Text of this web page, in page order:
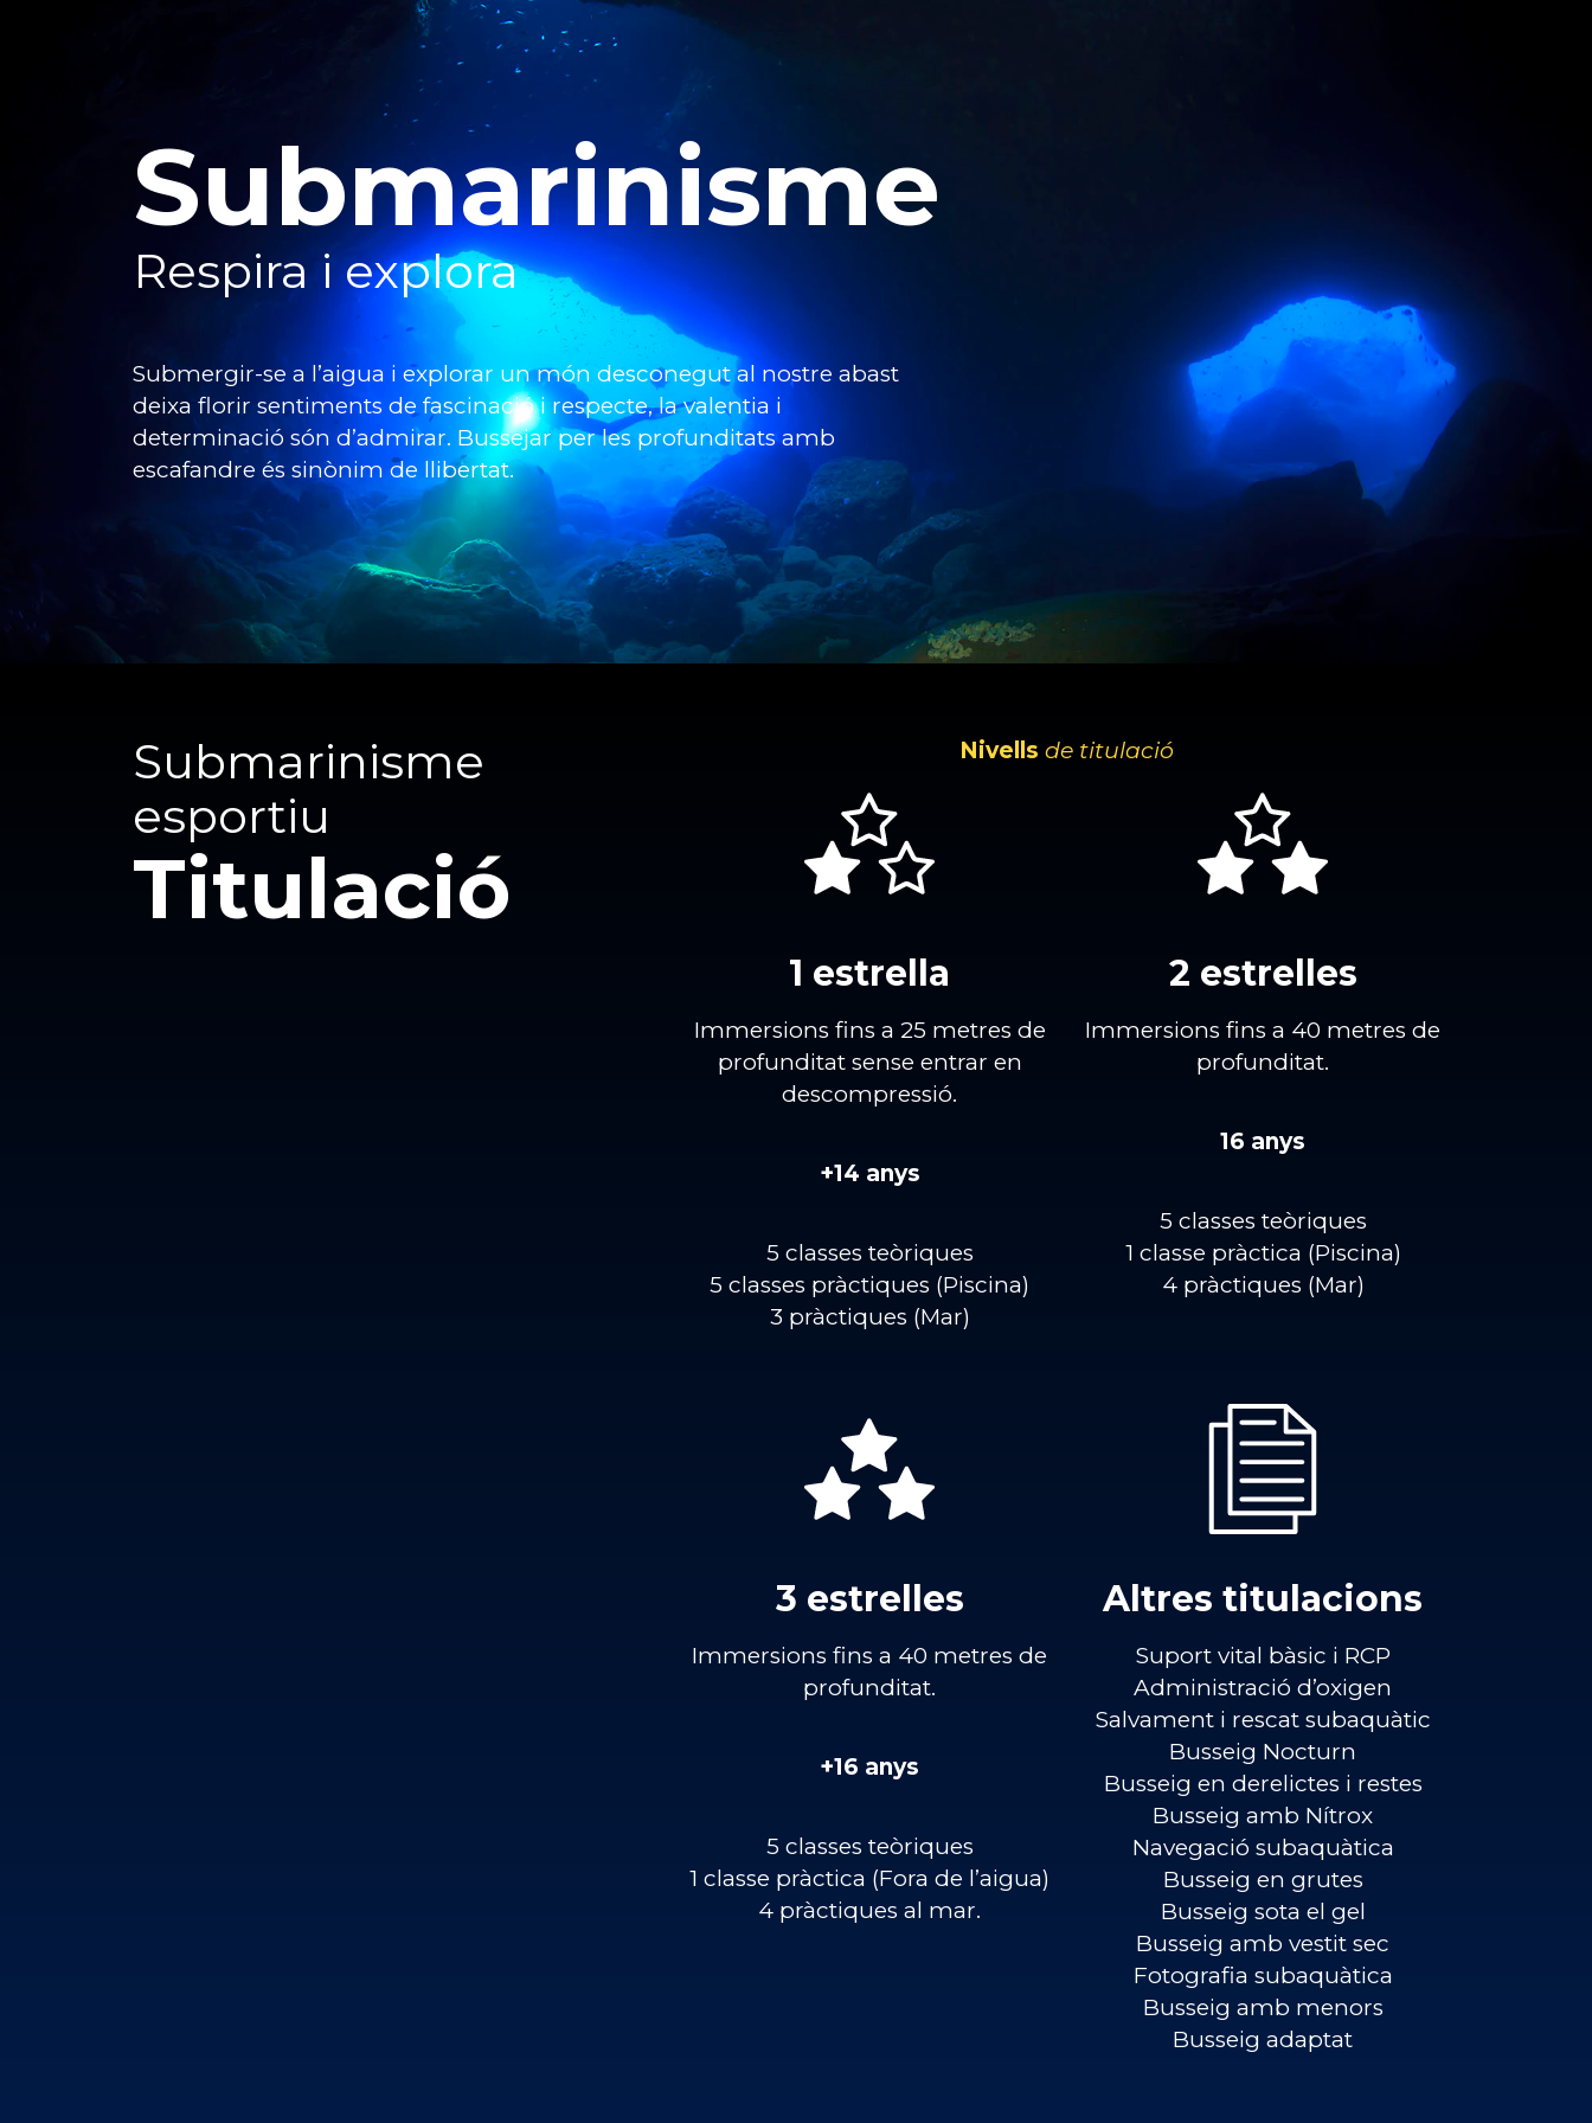
Submarinisme
Respira i explora
Submergir-se a l’aigua i explorar un món desconegut al nostre abast
deixa florir sentiments de fascinació i respecte, la valentia i
determinació són d’admirar. Bussejar per les profunditats amb
escafandre és sinònim de llibertat.
Submarinisme
esportiu
Titulació
Nivells de titulació
1 estrella
Immersions fins a 25 metres de
profunditat sense entrar en
descompressió.
+14 anys
5 classes teòriques
5 classes pràctiques (Piscina)
3 pràctiques (Mar)
2 estrelles
Immersions fins a 40 metres de
profunditat.
16 anys
5 classes teòriques
1 classe pràctica (Piscina)
4 pràctiques (Mar)
3 estrelles
Immersions fins a 40 metres de
profunditat.
+16 anys
5 classes teòriques
1 classe pràctica (Fora de l’aigua)
4 pràctiques al mar.
Altres titulacions
Suport vital bàsic i RCP
Administració d’oxigen
Salvament i rescat subaquàtic
Busseig Nocturn
Busseig en derelictes i restes
Busseig amb Nítrox
Navegació subaquàtica
Busseig en grutes
Busseig sota el gel
Busseig amb vestit sec
Fotografia subaquàtica
Busseig amb menors
Busseig adaptat